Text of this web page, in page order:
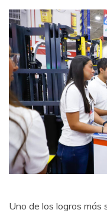
Uno de los logros más